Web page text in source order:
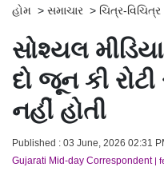
હોમ > સમાચાર > ચિત્ર-વિચિત્ર
સોશ્યલ
દો જૂન કી
નહીં હોતી
Published : 03 June, 2026 02:31
Gujarati Mid-day Correspondent|